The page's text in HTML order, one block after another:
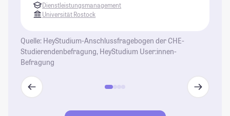
Dienstleistungsmanagement
Universität Rostock
Quelle: HeyStudium-Anschlussfragebogen der CHE-
Studierendenbefragung, HeyStudium User:innen-
Befragung